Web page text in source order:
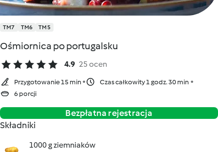
TM7 TM6 TM5
Ośmiornica po portugalsku
4.9 25 ocen
Przygotowanie 15 min
Czas całkowity 1 godz. 30 min
6 porcji
Bezpłatna rejestracja
Składniki
1000 g ziemniaków